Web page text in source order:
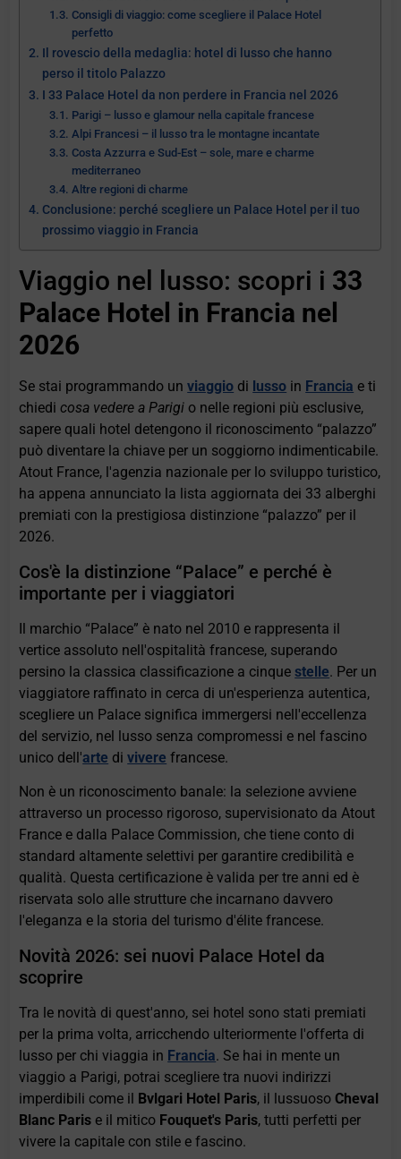
Consigli di viaggio: come scegliere il Palace Hotel
perfetto
Il rovescio della medaglia: hotel di lusso che hanno
perso il titolo Palazzo
I 33 Palace Hotel da non perdere in Francia nel 2026
Parigi – lusso e glamour nella capitale francese
Alpi Francesi – il lusso tra le montagne incantate
Costa Azzurra e Sud-Est – sole, mare e charme
mediterraneo
Altre regioni di charme
Conclusione: perché scegliere un Palace Hotel per il tuo
prossimo viaggio in Francia
Viaggio nel lusso: scopri i 33
Palace Hotel in Francia nel
2026
Se stai programmando unviaggio di lusso in Francia e ti
chiedicosa vedere a Parigi o nelle regioni più esclusive,
sapere quali hotel detengono il riconoscimento “palazzo”
può diventare la chiave per un soggiorno indimenticabile.
Atout France, l'agenzia nazionale per lo sviluppo turistico,
ha appena annunciato la lista aggiornata dei 33 alberghi
premiati con la prestigiosa distinzione “palazzo” per il
2026.
Cos'è la distinzione “Palace” e perché è
importante per i viaggiatori
Il marchio “Palace” è nato nel 2010 e rappresenta il
vertice assoluto nell'ospitalità francese, superando
persino la classica classificazione a cinquestelle. Per un
viaggiatore raffinato in cerca di un'esperienza autentica,
scegliere un Palace significa immergersi nell'eccellenza
del servizio, nel lusso senza compromessi e nel fascino
unico dell'arte divivere francese.
Non è un riconoscimento banale: la selezione avviene
attraverso un processo rigoroso, supervisionato da Atout
France e dalla Palace Commission, che tiene conto di
standard altamente selettivi per garantire credibilità e
qualità. Questa certificazione è valida per tre anni ed è
riservata solo alle strutture che incarnano davvero
l'eleganza e la storia del turismo d'élite francese.
Novità 2026: sei nuovi Palace Hotel da
scoprire
Tra le novità di quest'anno, sei hotel sono stati premiati
per la prima volta, arricchendo ulteriormente l'offerta di
lusso per chi viaggia in Francia. Se hai in mente un
viaggio a Parigi, potrai scegliere tra nuovi indirizzi
imperdibili come il Bvlgari Hotel Paris, il lussuosoCheval
Blanc Paris e il mitico Fouquet's Paris, tutti perfetti per
vivere la capitale con stile e fascino.